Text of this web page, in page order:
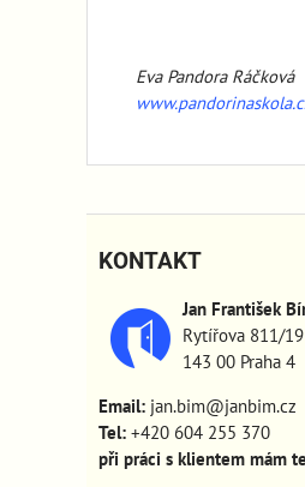
Eva Pandora Ráčková
KONTAKT
Jan František
Rytířova 811/19
143 00 Praha 4
Email: jan.bim@janbim.cz
Tel: +420 604 255 370
při práci s klientem mám